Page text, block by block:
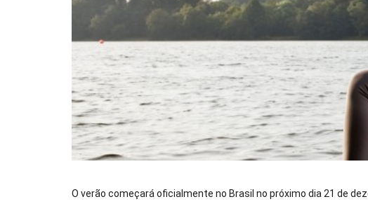
O verão começará oficialmente no Brasil no próximo dia 21 de